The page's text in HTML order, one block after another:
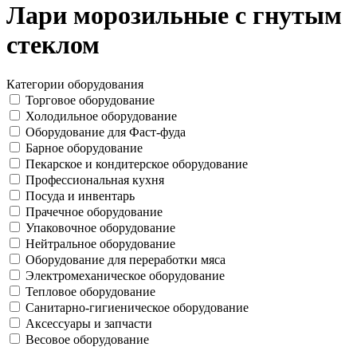
Лари морозильные с гнутым
стеклом
Категории оборудования
Торговое оборудование
Холодильное оборудование
Оборудование для Фаст-фуда
Барное оборудование
Пекарское и кондитерское оборудование
Профессиональная кухня
Посуда и инвентарь
Прачечное оборудование
Упаковочное оборудование
Нейтральное оборудование
Оборудование для переработки мяса
Электромеханическое оборудование
Тепловое оборудование
Санитарно-гигиеническое оборудование
Аксессуары и запчасти
Весовое оборудование